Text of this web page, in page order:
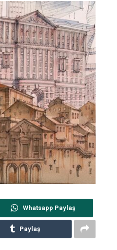
Whatsapp Paylaş
Paylaş